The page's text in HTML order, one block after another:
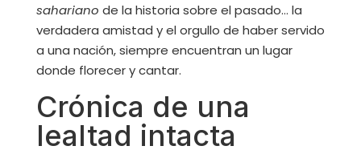
sahariano de la historia sobre el pasado… la
verdadera amistad y el orgullo de haber servido
a una nación, siempre encuentran un lugar
donde florecer y cantar.
Crónica de una
lealtad intacta